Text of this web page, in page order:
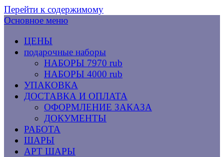
Перейти к содержимому
Основное меню
ЦЕНЫ
подарочные наборы
НАБОРЫ 7970 rub
НАБОРЫ 4000 rub
УПАКОВКА
ДОСТАВКА И ОПЛАТА
ОФОРМЛЕНИЕ ЗАКАЗА
ДОКУМЕНТЫ
РАБОТА
ШАРЫ
АРТ ШАРЫ